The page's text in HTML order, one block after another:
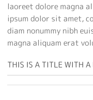
laoreet dolore magna
ipsum dolor sit amet,
diam nonummy nibh
magna aliquam erat
THIS IS A TITLE WITH A